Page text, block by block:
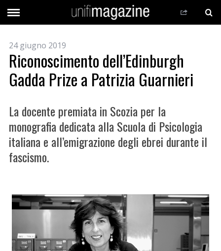
24 giugno 2019
Riconoscimento dell’Edinburgh
Gadda Prize a Patrizia Guarnieri
La docente premiata in Scozia per la
monografia dedicata alla Scuola di Psicologia
italiana e all’emigrazione degli ebrei durante il
fascismo.